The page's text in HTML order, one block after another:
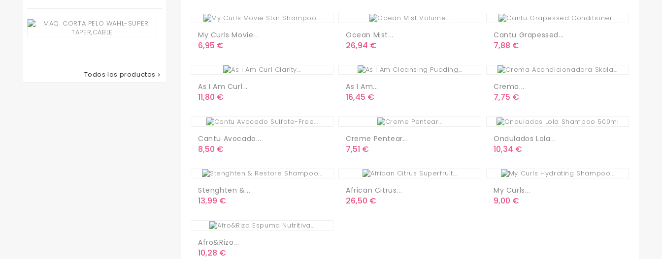
Todos los productos 
My Curls Movie...
Precio
6,95 €
Ocean Mist...
Precio
26,94 €
Cantu Grapessed...
Precio
7,88 €
As I Am Curl...
Precio
11,80 €
As I Am...
Precio
16,45 €
Crema...
Precio
7,75 €
Cantu Avocado...
Precio
8,50 €
Creme Pentear...
Precio
7,51 €
Ondulados Lola...
Precio
10,34 €
Stenghten &...
Precio
13,99 €
African Citrus...
Precio
26,50 €
My Curls...
Precio
9,00 €
Afro&Rizo...
Precio
10,28 €